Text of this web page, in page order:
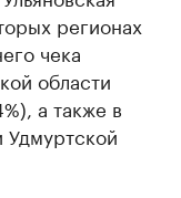
регионах
чека
области
а также в